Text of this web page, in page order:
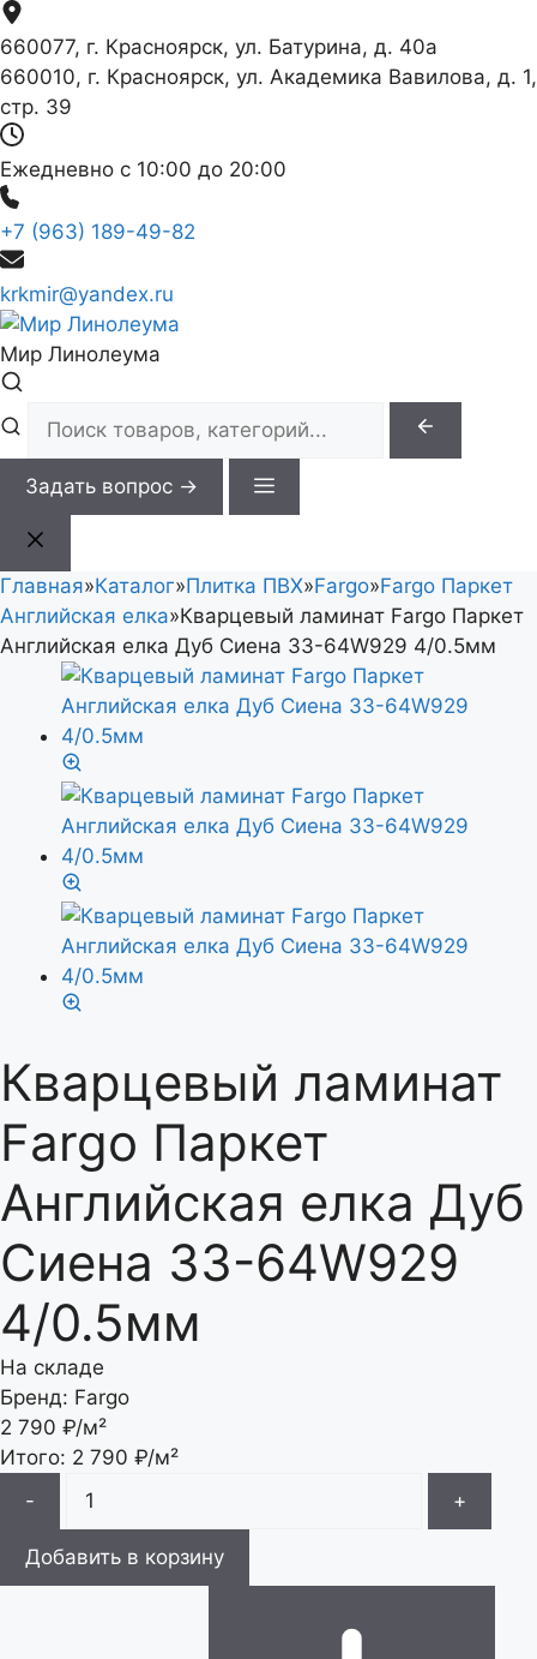
Перейти
к
содержимому
660077, г. Красноярск, ул. Батурина, д. 40а
660010, г. Красноярск, ул. Академика Вавилова, д. 1,
стр. 39
Ежедневно с 10:00 до 20:00
+7 (963) 189-49-82
krkmir@yandex.ru
Мир Линолеума
Задать вопрос →
Главная»Каталог»Плитка ПВХ»Fargo»Fargo Паркет
Английская елка»Кварцевый ламинат Fargo Паркет
Английская елка Дуб Сиена 33-64W929 4/0.5мм
Кварцевый ламинат
Fargo Паркет
Английская елка Дуб
Сиена 33-64W929
4/0.5мм
На складе
Бренд: Fargo
2 790 ₽/м²
Итого: 2 790 ₽/м²
-
+
Добавить в корзину